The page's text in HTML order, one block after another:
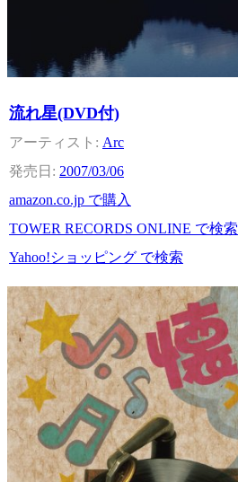
流れ星(DVD付)
Arc
2007/03/06
amazon.co.jp で購入
TOWER RECORDS ONLINE で検索
Yahoo!ショッピング で検索